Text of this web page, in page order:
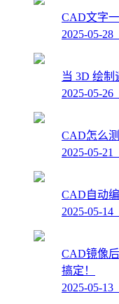
CAD文字
2025-05-
当 3D 绘制
2025-05-
CAD怎么
2025-05-
CAD自动
2025-05-
CAD镜像
搞定！
2025-05-